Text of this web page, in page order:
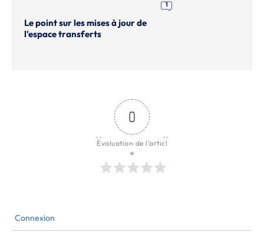
1
Le point sur les mises à jour de
l'espace transferts
0
Évaluation de l'articl
e
Connexion